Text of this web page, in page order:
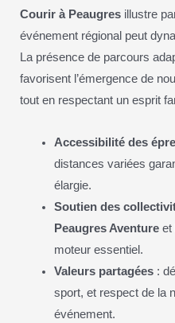
Courir à Peaugresillustre
événement régional peut
La présence de parcours
favorisent l’émergence de
tout en respectant un esprit
Accessibilité des
distances variées
élargie.
Soutien des
Peaugres Aventure et
moteur essentiel.
Valeurs partagées :
sport, et respect de la
événement.